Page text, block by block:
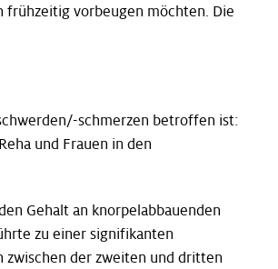
frühzeitig vorbeugen möchten. Die
schmerzen betroffen ist:
und Frauen in den
Gehalt an knorpelabbauenden
zu einer signifikanten
der zweiten und dritten